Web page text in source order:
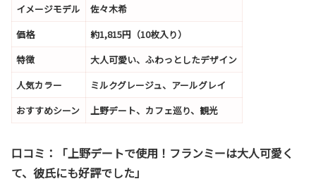
イメージモデル
佐々木希
価格
約1,815円（10枚入り）
特徴
大人可愛い、ふわっとしたデザイン
人気カラー
ミルクグレージュ、アールグレイ
おすすめシーン
上野デート、カフェ巡り、観光
口コミ：
「上野デートで使用！フランミーは大人可愛く
て、彼氏にも好評でした」